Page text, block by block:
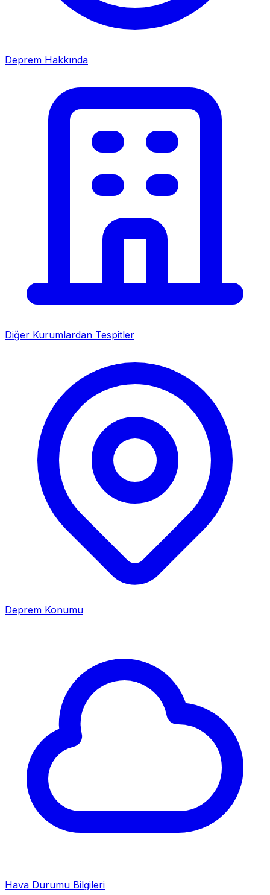
Deprem Hakkında
Diğer Kurumlardan Tespitler
Deprem Konumu
Hava Durumu Bilgileri